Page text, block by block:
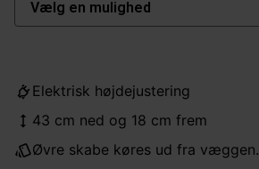
Elektrisk højdejustering
43 cm ned og 18 cm frem
Øvre skabe køres ud fra væggen.